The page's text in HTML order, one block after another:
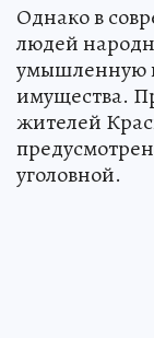
Однако в
людей
умышленную
имущества.
жителей
уголовной.